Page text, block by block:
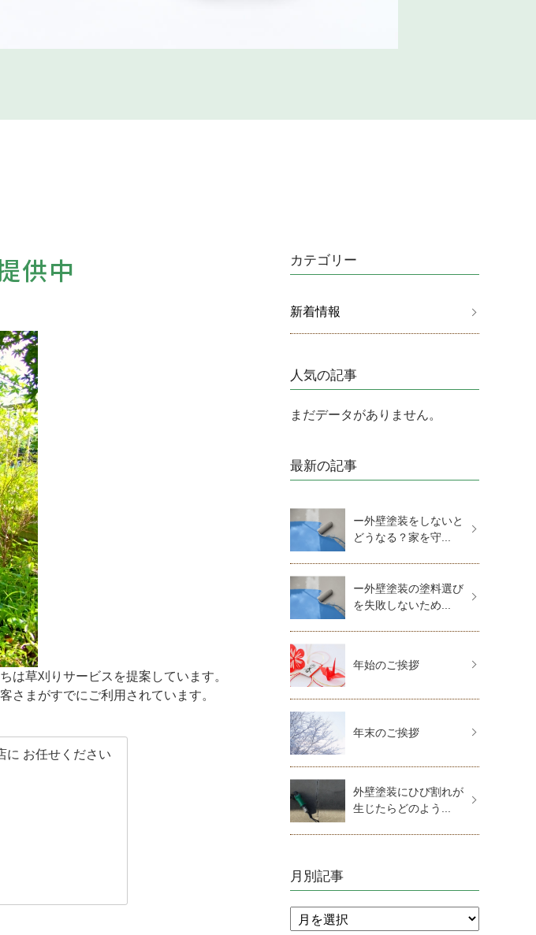
供中
は草刈りサービスを提案しています。
さまがすでにご利用されています。
に お任せください
カテゴリー
新着情報
人気の記事
まだデータがありません。
最新の記事
ー外壁塗装をしないと
どうなる？家を守...
ー外壁塗装の塗料選び
を失敗しないため...
年始のご挨拶
年末のご挨拶
外壁塗装にひび割れが
生じたらどのよう...
月別記事